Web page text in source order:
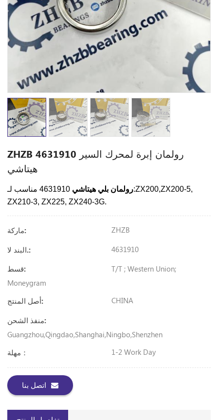
ZHZB 4631910 رولمان إبرة لمحرك السير
هيتاشي
رولمان بلي هيتاشي
4631910 مناسب لـ:ZX200,ZX200-5,
ZX210-3, ZX225, ZX240-3G.
ماركة: ZHZB
البند لا.: 4631910
قسط:
T/T ; Western Union;
Moneygram
أصل المنتج:
CHINA
منفذ الشحن:
Guangzhou,Qingdao,Shanghai,Ningbo,Shenzhen
مهلة：
1-2 Work Day
اتصل بنا